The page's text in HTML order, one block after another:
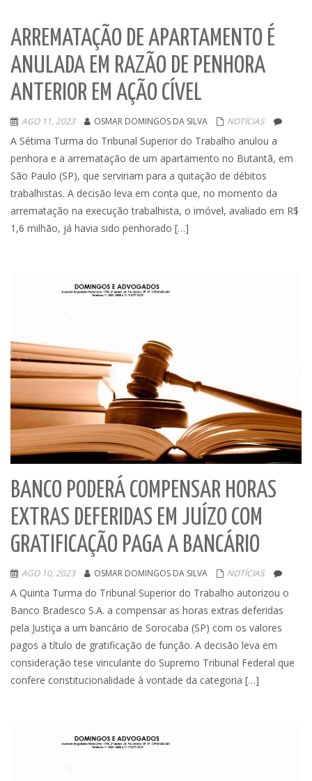
ARREMATAÇÃO DE APARTAMENTO É
ANULADA EM RAZÃO DE PENHORA
ANTERIOR EM AÇÃO CÍVEL
AGO 11, 2023 OSMAR DOMINGOS DA SILVA NOTÍCIAS
A Sétima Turma do Tribunal Superior do Trabalho anulou a
penhora e a arrematação de um apartamento no Butantã, em
São Paulo (SP), que serviriam para a quitação de débitos
trabalhistas. A decisão leva em conta que, no momento da
arrematação na execução trabalhista, o imóvel, avaliado em R$
1,6 milhão, já havia sido penhorado […]
BANCO PODERÁ COMPENSAR HORAS
EXTRAS DEFERIDAS EM JUÍZO COM
GRATIFICAÇÃO PAGA A BANCÁRIO
AGO 10, 2023 OSMAR DOMINGOS DA SILVA NOTÍCIAS
A Quinta Turma do Tribunal Superior do Trabalho autorizou o
Banco Bradesco S.A. a compensar as horas extras deferidas
pela Justiça a um bancário de Sorocaba (SP) com os valores
pagos a título de gratificação de função. A decisão leva em
consideração tese vinculante do Supremo Tribunal Federal que
confere constitucionalidade à vontade da categoria […]